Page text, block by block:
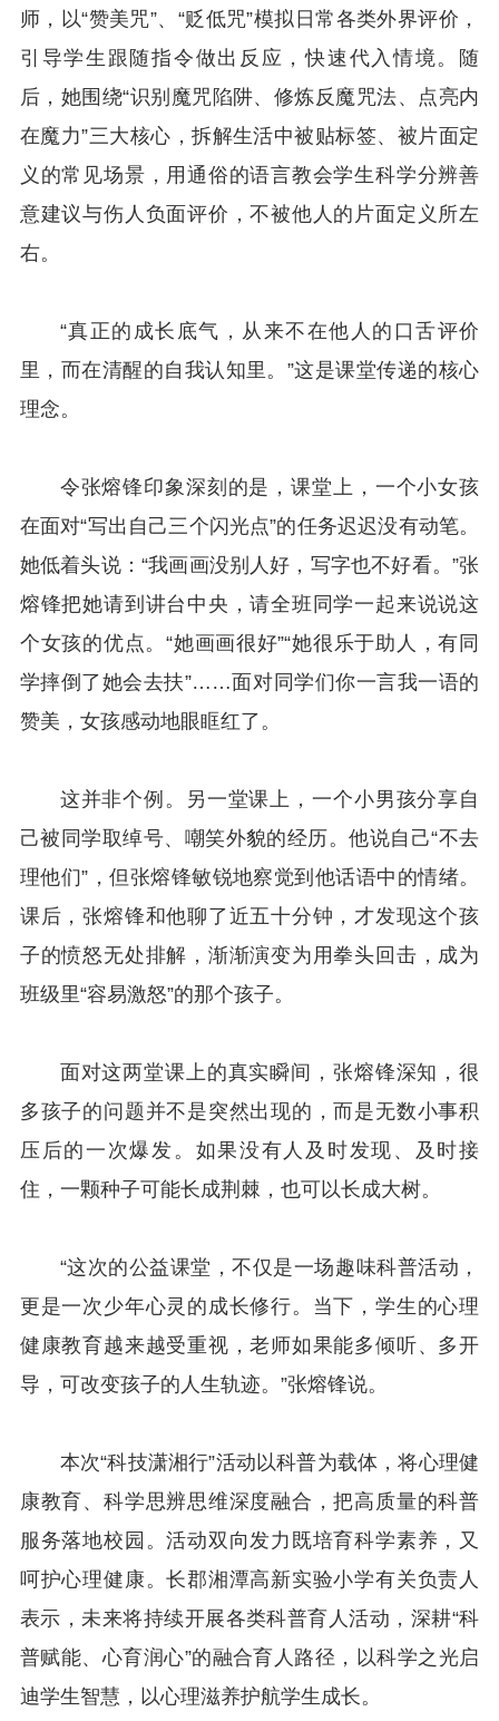
师，以“赞美咒”、“贬低咒”模拟日常各类外界评价，
引导学生跟随指令做出反应，快速代入情境。随
后，她围绕“识别魔咒陷阱、修炼反魔咒法、点亮内
在魔力”三大核心，拆解生活中被贴标签、被片面定
义的常见场景，用通俗的语言教会学生科学分辨善
意建议与伤人负面评价，不被他人的片面定义所左
右。
“真正的成长底气，从来不在他人的口舌评价
里，而在清醒的自我认知里。”这是课堂传递的核心
理念。
令张熔锋印象深刻的是，课堂上，一个小女孩
在面对“写出自己三个闪光点”的任务迟迟没有动笔。
她低着头说：“我画画没别人好，写字也不好看。”张
熔锋把她请到讲台中央，请全班同学一起来说说这
个女孩的优点。“她画画很好”“她很乐于助人，有同
学摔倒了她会去扶”……面对同学们你一言我一语的
赞美，女孩感动地眼眶红了。
这并非个例。另一堂课上，一个小男孩分享自
己被同学取绰号、嘲笑外貌的经历。他说自己“不去
理他们”，但张熔锋敏锐地察觉到他话语中的情绪。
课后，张熔锋和他聊了近五十分钟，才发现这个孩
子的愤怒无处排解，渐渐演变为用拳头回击，成为
班级里“容易激怒”的那个孩子。
面对这两堂课上的真实瞬间，张熔锋深知，很
多孩子的问题并不是突然出现的，而是无数小事积
压后的一次爆发。如果没有人及时发现、及时接
住，一颗种子可能长成荆棘，也可以长成大树。
“这次的公益课堂，不仅是一场趣味科普活动，
更是一次少年心灵的成长修行。当下，学生的心理
健康教育越来越受重视，老师如果能多倾听、多开
导，可改变孩子的人生轨迹。”张熔锋说。
本次“科技潇湘行”活动以科普为载体，将心理健
康教育、科学思辨思维深度融合，把高质量的科普
服务落地校园。活动双向发力既培育科学素养，又
呵护心理健康。长郡湘潭高新实验小学有关负责人
表示，未来将持续开展各类科普育人活动，深耕“科
普赋能、心育润心”的融合育人路径，以科学之光启
迪学生智慧，以心理滋养护航学生成长。